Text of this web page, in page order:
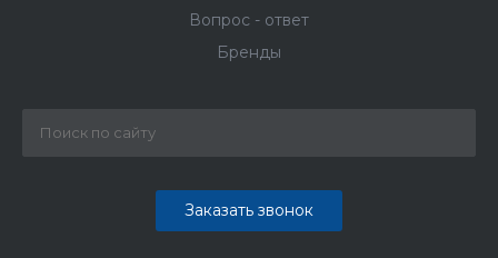
Вопрос - ответ
Бренды
Заказать звонок